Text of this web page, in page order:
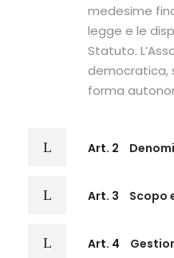
medesime
legge e le
Statuto.
democratica,
forma
Art. 2
Art. 3 Scopo
Art. 4